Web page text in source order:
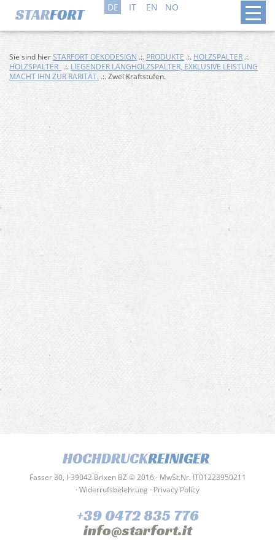
DE IT EN NO
Sie sind hierSTARFORT OEKODESIGN .:. PRODUKTE .:. HOLZSPALTER .:.
HOLZSPALTER_ .:. LIEGENDER LANGHOLZSPALTER, EXKLUSIVE LEISTUNG
MACHT IHN ZUR RARITÄT. .:. Zwei Kraftstufen.
HOCHDRUCKREINIGER
Fasser 30, I-39042 Brixen BZ © 2016 · MwSt.Nr. IT01223950211
· Widerrufsbelehrung · Privacy Policy
+39 0472 835 776
info@starfort.it